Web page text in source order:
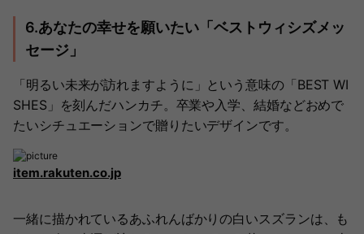
6.あなたの幸せを願いたい「ベストウィシズメッ
セージ」
「明るい未来が訪れますように」という意味の「BEST WI
SHES」を刻んだハンカチ。卒業や入学、結婚などおめで
たいシチュエーションで贈りたいデザインです。
item.rakuten.co.jp
一緒に描かれているあふれんばかりの白いスズランは、も